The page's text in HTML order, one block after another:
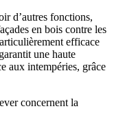
d’autres fonctions,
en bois contre les
efficace
une haute
aux intempéries, grâce
concernent la